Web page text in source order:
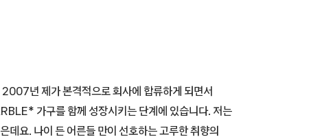
년 제가 본격적으로 회사에 합류하게 되면서
가구를 함께 성장시키는 단계에 있습니다. 저는
데요. 나이 든 어른들 만이 선호하는 고루한 취향의